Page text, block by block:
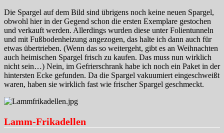
Die Spargel auf dem Bild sind übrigens noch keine neuen Spargel,
obwohl hier in der Gegend schon die ersten Exemplare gestochen
und verkauft werden. Allerdings wurden diese unter Folientunneln
und mit Fußbodenheizung angezogen, das halte ich dann auch für
etwas übertrieben. (Wenn das so weitergeht, gibt es an Weihnachten
auch heimischen Spargel frisch zu kaufen. Das muss nun wirklich
nicht sein…) Nein, im Gefrierschrank habe ich noch ein Paket in der
hintersten Ecke gefunden. Da die Spargel vakuumiert eingeschweißt
waren, haben sie wirklich fast wie frischer Spargel geschmeckt.
Lamm-Frikadellen